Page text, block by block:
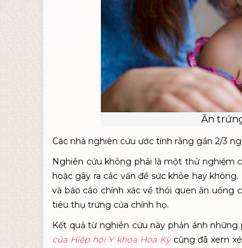
Ăn
Các nhà nghiên cứu ước tính rằng gần 2/3
Nghiên cứu không phải là một thử nghiệm
hoặc gây ra các vấn đề sức khỏe hay
và báo cáo chính xác về thói quen ăn
tiêu thụ trứng của chính họ.
Kết quả từ nghiên cứu này phản ánh
của Hiệp hội Y khoa Hoa Kỳcũng đã xem